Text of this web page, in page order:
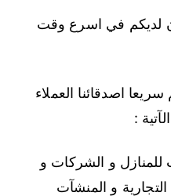
لديكم في اسرع وقت
اصدقائنا العملاء
:
للمنازل و الشركات و
و المنشآت